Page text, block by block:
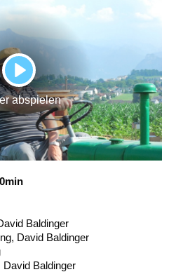
PLAY
abspielen
Baldinger
David Baldinger
David Baldinger